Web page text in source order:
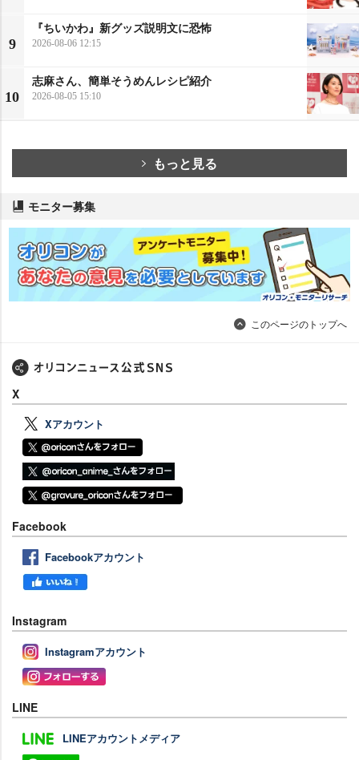
9
『ちいかわ』新グッズ説明文に恐怖
2026-08-06 12:15
10
志麻さん、簡単そうめんレシピ紹介
2026-08-05 15:10
もっと見る
モニター募集
このページのトップへ
X
Xアカウント
Facebook
Facebookアカウント
Instagram
Instagramアカウント
LINE
LINEアカウントメディア